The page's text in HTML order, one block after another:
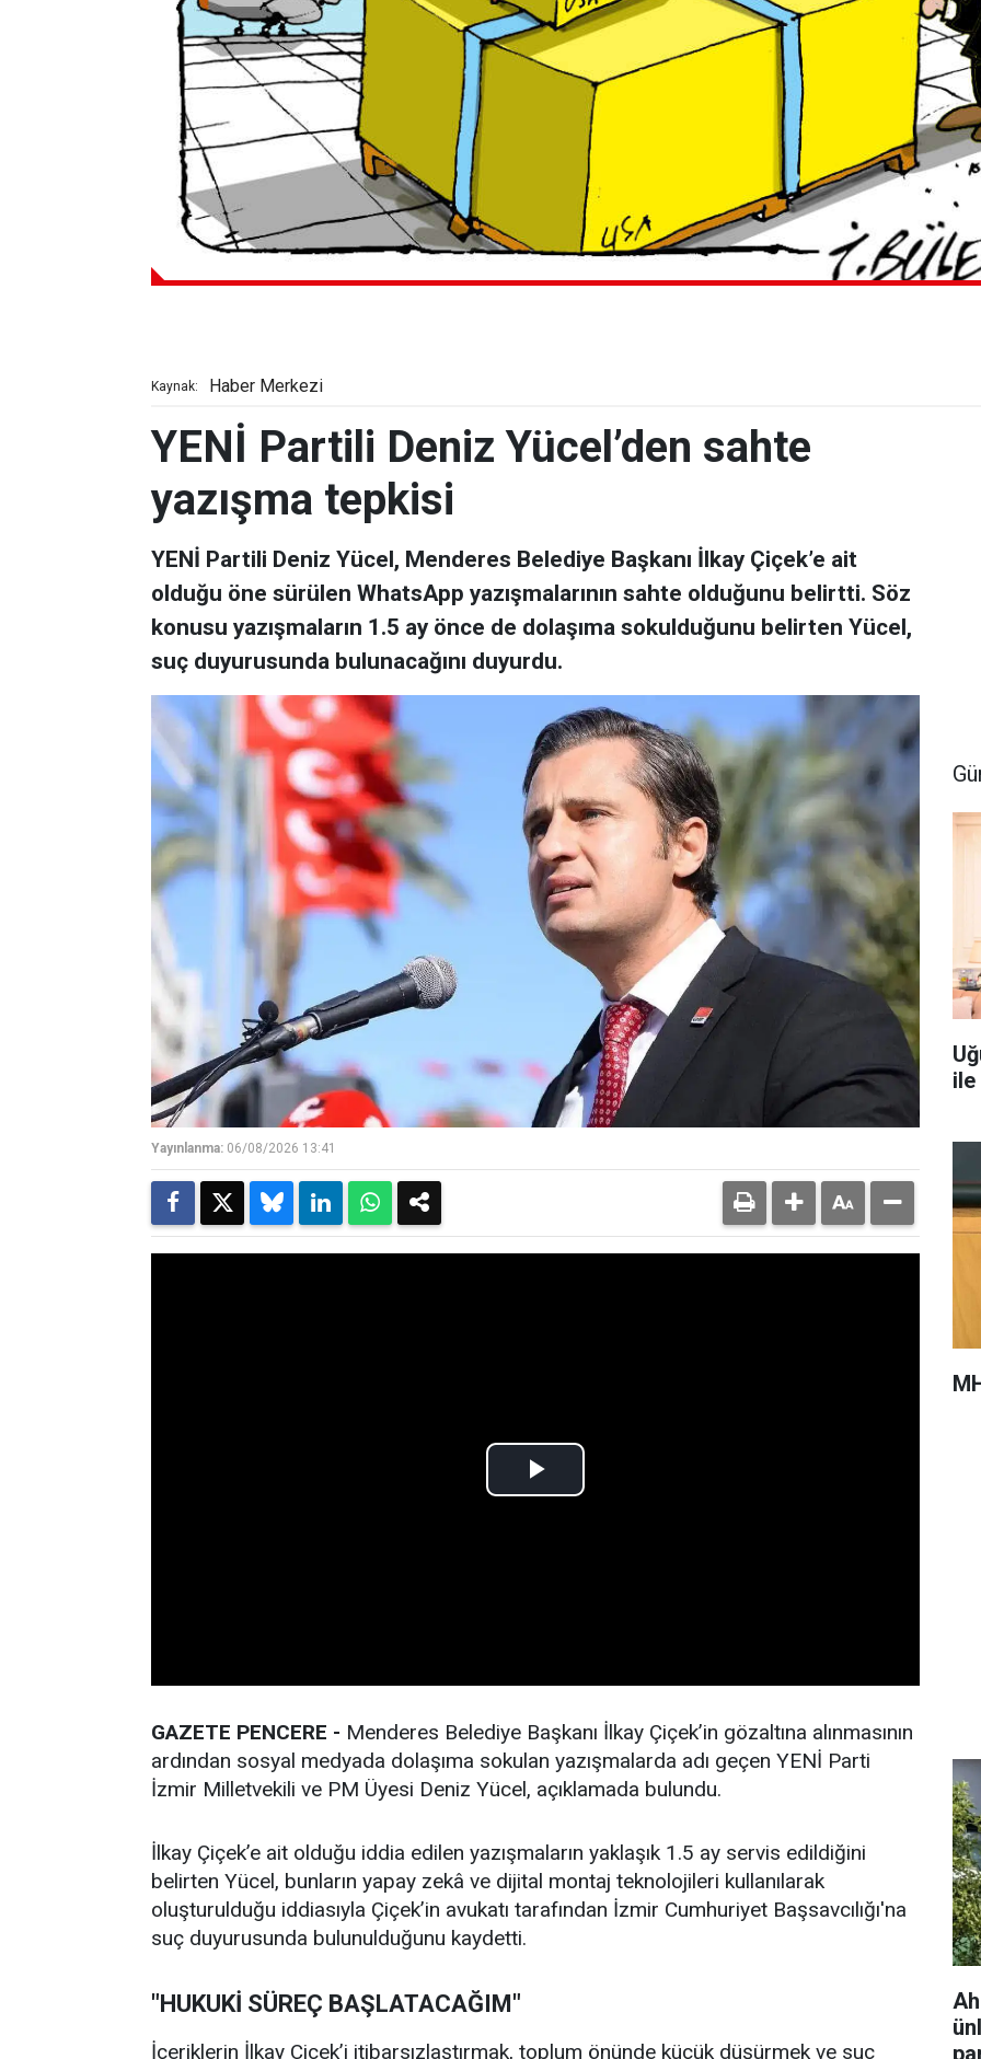
Kaynak: Haber Merkezi
YENİ Partili Deniz Yücel’den sahte
yazışma tepkisi
YENİ Partili Deniz Yücel, Menderes Belediye Başkanı İlkay Çiçek’e ait
olduğu öne sürülen WhatsApp yazışmalarının sahte olduğunu belirtti. Söz
konusu yazışmaların 1.5 ay önce de dolaşıma sokulduğunu belirten Yücel,
suç duyurusunda bulunacağını duyurdu.
Yayınlanma: 06/08/2026 13:41
GAZETE PENCERE - Menderes Belediye Başkanı İlkay Çiçek’in gözaltına alınmasının
ardından sosyal medyada dolaşıma sokulan yazışmalarda adı geçen YENİ Parti
İzmir Milletvekili ve PM Üyesi Deniz Yücel, açıklamada bulundu.
İlkay Çiçek’e ait olduğu iddia edilen yazışmaların yaklaşık 1.5 ay servis edildiğini
belirten Yücel, bunların yapay zekâ ve dijital montaj teknolojileri kullanılarak
oluşturulduğu iddiasıyla Çiçek’in avukatı tarafından İzmir Cumhuriyet Başsavcılığı'na
suç duyurusunda bulunulduğunu kaydetti.
"HUKUKİ SÜREÇ BAŞLATACAĞIM"
İçeriklerin İlkay Çiçek’i itibarsızlaştırmak, toplum önünde küçük düşürmek ve suç